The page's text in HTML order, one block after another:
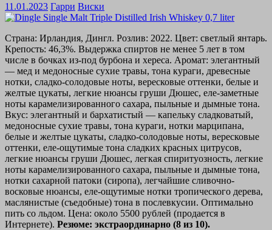
11.01.2023 Гарри Виски
Страна: Ирландия, Дингл. Розлив: 2022. Цвет: светлый янтарь.
Крепость: 46,3%. Выдержка спиртов не менее 5 лет в том
числе в бочках из-под бурбона и хереса. Аромат: элегантный
— мед и медоносные сухие травы, тона кураги, древесные
нотки, сладко-солодовые ноты, вересковые оттенки, белые и
желтые цукаты, легкие нюансы груши Дюшес, еле-заметные
ноты карамелизированного сахара, пыльные и дымные тона.
Вкус: элегантный и бархатистый — капельку сладковатый,
медоносные сухие травы, тона кураги, нотки марципана,
белые и желтые цукаты, сладко-солодовые ноты, вересковые
оттенки, еле-ощутимые тона сладких красных цитрусов,
легкие нюансы груши Дюшес, легкая спиритуозность, легкие
ноты карамелизированного сахара, пыльные и дымные тона,
нотки сахарной патоки (сиропа), легчайшие сливочно-
восковые нюансы, еле-ощутимые нотки тропического дерева,
маслянистые (съедобные) тона в послевкусии. Оптимально
пить со льдом. Цена: около 5500 рублей (продается в
Интернете). Резюме: экстраординарно (8 из 10).